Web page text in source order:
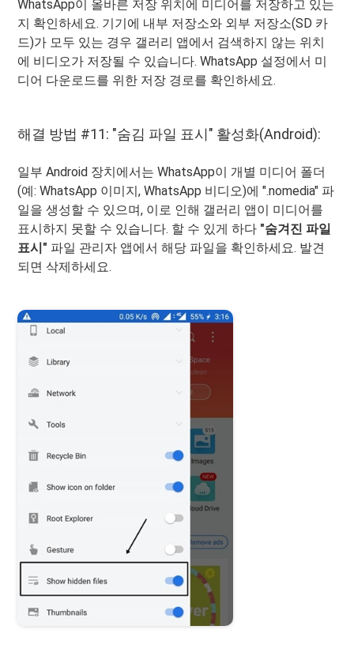
WhatsApp이 올바른 저장 위치에 미디어를 저장하고 있는
지 확인하세요. 기기에 내부 저장소와 외부 저장소(SD 카
드)가 모두 있는 경우 갤러리 앱에서 검색하지 않는 위치
에 비디오가 저장될 수 있습니다. WhatsApp 설정에서 미
디어 다운로드를 위한 저장 경로를 확인하세요.
해결 방법 #11: "숨김 파일 표시" 활성화(Android):
일부 Android 장치에서는 WhatsApp이 개별 미디어 폴더
(예: WhatsApp 이미지, WhatsApp 비디오)에 ".nomedia" 파
일을 생성할 수 있으며, 이로 인해 갤러리 앱이 미디어를
표시하지 못할 수 있습니다. 할 수 있게 하다 "숨겨진 파일
표시" 파일 관리자 앱에서 해당 파일을 확인하세요. 발견
되면 삭제하세요.